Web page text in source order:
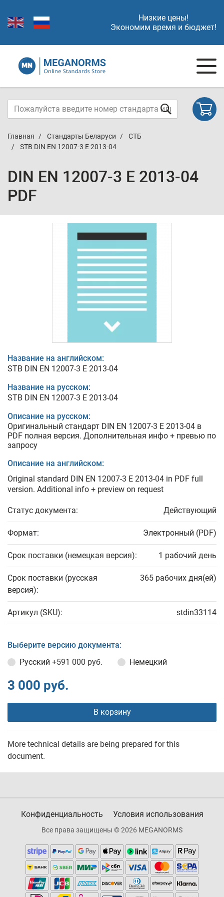
Низкие цены!
Экономим время и бюджет!
Главная Стандарты Беларуси
СТБ
STB DIN EN 12007-3 E 2013-04
DIN EN 12007-3 E 2013-04
PDF
Название на английском:
STB DIN EN 12007-3 E 2013-04
Название на русском:
STB DIN EN 12007-3 E 2013-04
Описание на русском:
Оригинальный стандарт DIN EN 12007-3 E 2013-04 в
PDF полная версия. Дополнительная инфо + превью по
запросу
Описание на английском:
Original standard DIN EN 12007-3 E 2013-04 in PDF full
version. Additional info + preview on request
Статус документа: Действующий
Формат: Электронный (PDF)
Срок поставки (немецкая версия): 1 рабочий день
Срок поставки (русская
версия):
365 рабочих дня(ей)
Артикул (SKU): stdin33114
Выберите версию документа:
Русский +591 000 руб. Немецкий
3 000 руб.
В корзину
More technical details are being prepared for this
document.
Конфиденциальность Условия использования
Все права защищены © 2026 MEGANORMS